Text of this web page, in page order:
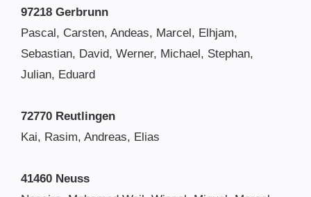
97218 Gerbrunn
Pascal, Carsten, Andeas, Marcel, Elhjam,
Sebastian, David, Werner, Michael, Stephan,
Julian, Eduard
72770 Reutlingen
Kai, Rasim, Andreas, Elias
41460 Neuss